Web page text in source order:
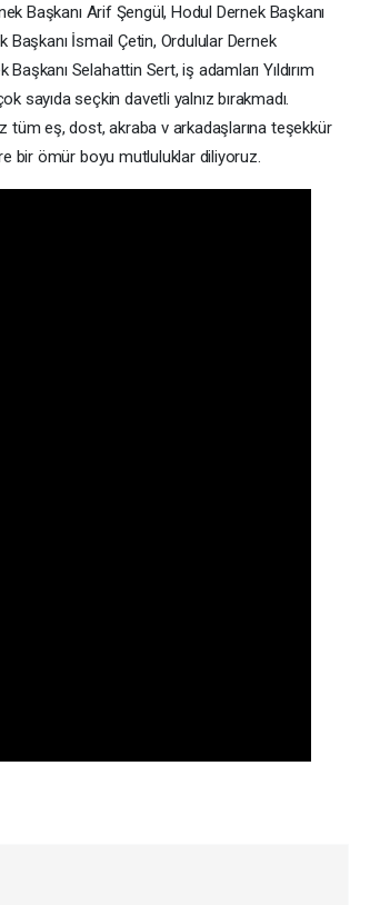
Başkanı Arif Şengül, Hodul Dernek Başkanı
Başkanı İsmail Çetin, Ordulular Dernek
Selahattin Sert, iş adamları Yıldırım
sayıda seçkin davetli yalnız bırakmadı.
tüm eş, dost, akraba v arkadaşlarına teşekkür
bir ömür boyu mutluluklar diliyoruz.